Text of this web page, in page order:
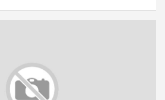
meblağ 32,7